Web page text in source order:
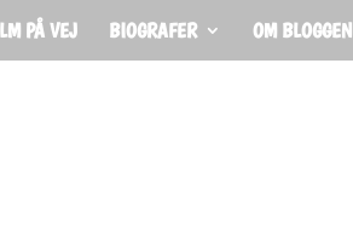
PÅ VEJ BIOGRAFER OM BLOGGEN